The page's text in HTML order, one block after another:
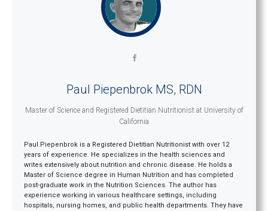
Paul Piepenbrok MS, RDN
Master of Science and Registered Dietitian Nutritionist at University of
California
Paul Piepenbrok is a Registered Dietitian Nutritionist with over 12
years of experience. He specializes in the health sciences and
writes extensively about nutrition and chronic disease. He holds a
Master of Science degree in Human Nutrition and has completed
post-graduate work in the Nutrition Sciences. The author has
experience working in various healthcare settings, including
hospitals, nursing homes, and public health departments. They have